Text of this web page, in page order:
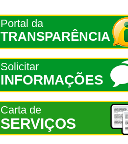
Portal da
TRANSPARÊNCIA
Solicitar
INFORMAÇÕES
Carta de
SERVIÇOS